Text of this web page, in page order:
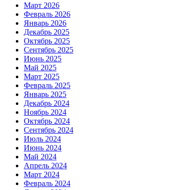
Март 2026
Февраль 2026
Январь 2026
Декабрь 2025
Октябрь 2025
Сентябрь 2025
Июнь 2025
Май 2025
Март 2025
Февраль 2025
Январь 2025
Декабрь 2024
Ноябрь 2024
Октябрь 2024
Сентябрь 2024
Июль 2024
Июнь 2024
Май 2024
Апрель 2024
Март 2024
Февраль 2024